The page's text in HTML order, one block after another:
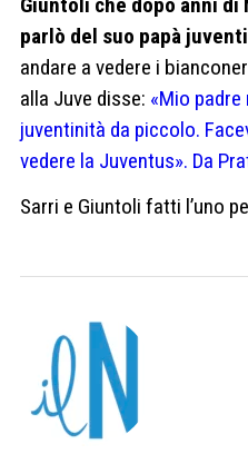
parlò del suo papà
andare a vedere i
alla Juve disse: «Mio
juventinità da piccolo.
vedere la Juventus». Da
Sarri e Giuntoli fatti l’uno